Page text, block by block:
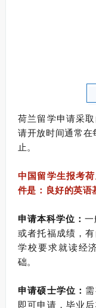
荷兰留学申请采
请开放时间通常
止。
中国留学生报考
件是：良好的英语
申请本科学位：
或者托福成绩，
学校要求就读经
础。
申请硕士学位：
即可申请，毕业